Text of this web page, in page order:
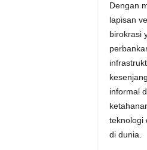
Dengan
lapisan
birokrasi
informal
teknologi
di dunia.